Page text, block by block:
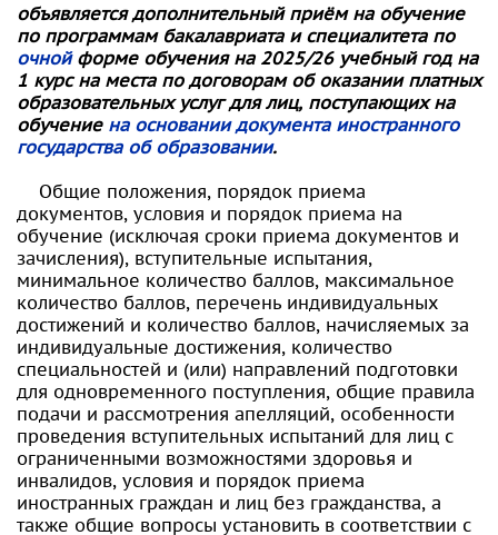
объявляетсядополнительный приём на обучение
по программам бакалавриата и специалитета по
очнойформе обучения на 2025/26 учебный год на
1 курс на места по договорам об оказании платных
образовательных услуг для лиц, поступающих на
обучение на основании документа иностранного
государства об образовании.
Общие положения, порядок приема
документов, условия и порядок приема на
обучение (исключая сроки приема документов и
зачисления), вступительные испытания,
минимальное количество баллов, максимальное
количество баллов, перечень индивидуальных
достижений и количество баллов, начисляемых за
индивидуальные достижения, количество
специальностей и (или) направлений подготовки
для одновременного поступления, общие правила
подачи и рассмотрения апелляций, особенности
проведения вступительных испытаний для лиц с
ограниченными возможностями здоровья и
инвалидов, условия и порядок приема
иностранных граждан и лиц без гражданства, а
также общие вопросы установить в соответствии с